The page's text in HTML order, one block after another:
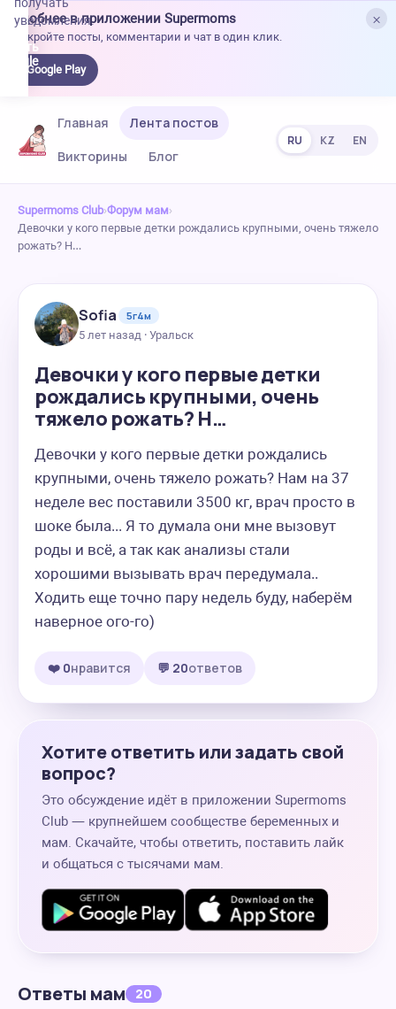
×
Удобнее в приложении Supermoms
Откройте посты, комментарии и чат в один клик.
Google Play
уведомления.
Главная
Лента постов
Викторины
Блог
RU KZ EN
Supermoms Club›Форум мам›
Девочки у кого первые детки рождались крупными, очень тяжело
рожать? Н…
Sofia
5г4м
5 лет назад · Уральск
Девочки у кого первые детки
рождались крупными, очень
тяжело рожать? Н…
Девочки у кого первые детки рождались
крупными, очень тяжело рожать? Нам на 37
неделе вес поставили 3500 кг, врач просто в
шоке была... Я то думала они мне вызовут
роды и всё, а так как анализы стали
хорошими вызывать врач передумала..
Ходить еще точно пару недель буду, наберём
наверное ого-го)
❤️ 0нравится 💬 20ответов
Хотите ответить или задать свой
вопрос?
Это обсуждение идёт в приложении Supermoms
Club — крупнейшем сообществе беременных и
мам. Скачайте, чтобы ответить, поставить лайк
и общаться с тысячами мам.
Ответы мам 20